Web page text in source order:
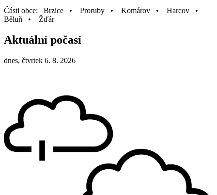
Části obce: Brzice • Proruby • Komárov • Harcov •
Běluň • Žďár
Aktuální počasí
dnes, čtvrtek 6. 8. 2026